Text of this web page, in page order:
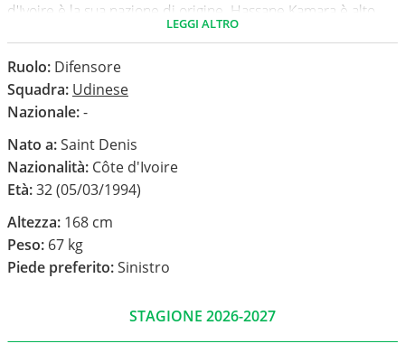
d'Ivoire è la sua nazione di origine. Hassane Kamara è alto
168 cm, ha un peso medio di 67 kg. Il suo piede di calcio in
In questa stagione ha disputato nel campionato Serie A 0
partite e non ha segnato nessun gol.
LEGGI ALTRO
Ruolo: Difensore
Squadra: Udinese
Nazionale:-
Nato a:Saint Denis
Nazionalità: Côte d'Ivoire
Età:32 (05/03/1994)
Altezza: 168 cm
Peso: 67 kg
Piede preferito:Sinistro
STAGIONE 2026-2027